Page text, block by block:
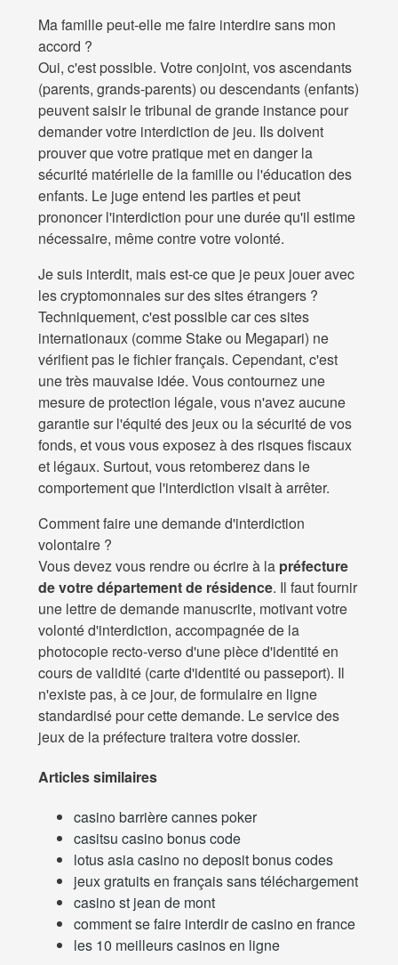
Ma famille peut-elle me faire interdire sans mon
accord ?
Oui, c'est possible. Votre conjoint, vos ascendants
(parents, grands-parents) ou descendants (enfants)
peuvent saisir le tribunal de grande instance pour
demander votre interdiction de jeu. Ils doivent
prouver que votre pratique met en danger la
sécurité matérielle de la famille ou l'éducation des
enfants. Le juge entend les parties et peut
prononcer l'interdiction pour une durée qu'il estime
nécessaire, même contre votre volonté.
Je suis interdit, mais est-ce que je peux jouer avec
les cryptomonnaies sur des sites étrangers ?
Techniquement, c'est possible car ces sites
internationaux (comme Stake ou Megapari) ne
vérifient pas le fichier français. Cependant, c'est
une très mauvaise idée. Vous contournez une
mesure de protection légale, vous n'avez aucune
garantie sur l'équité des jeux ou la sécurité de vos
fonds, et vous vous exposez à des risques fiscaux
et légaux. Surtout, vous retomberez dans le
comportement que l'interdiction visait à arrêter.
Comment faire une demande d'interdiction
volontaire ?
Vous devez vous rendre ou écrire à la préfecture
de votre département de résidence. Il faut fournir
une lettre de demande manuscrite, motivant votre
volonté d'interdiction, accompagnée de la
photocopie recto-verso d'une pièce d'identité en
cours de validité (carte d'identité ou passeport). Il
n'existe pas, à ce jour, de formulaire en ligne
standardisé pour cette demande. Le service des
jeux de la préfecture traitera votre dossier.
Articles similaires
casino barrière cannes poker
casitsu casino bonus code
lotus asia casino no deposit bonus codes
jeux gratuits en français sans téléchargement
casino st jean de mont
comment se faire interdir de casino en france
les 10 meilleurs casinos en ligne